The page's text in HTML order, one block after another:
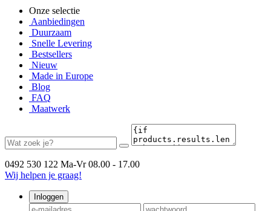
Onze selectie
Aanbiedingen
Duurzaam
Snelle Levering
Bestsellers
Nieuw
Made in Europe
Blog
FAQ
Maatwerk
0492 530 122 Ma-Vr 08.00 - 17.00
Wij helpen je graag!
Inloggen